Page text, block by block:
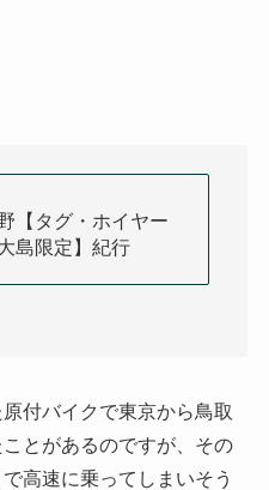
【タグ・ホイヤー
島限定】紀行
付バイクで東京から鳥取
とがあるのですが、その
高速に乗ってしまいそう